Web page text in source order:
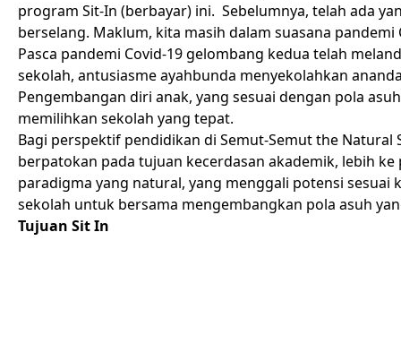
program Sit-In (berbayar) ini. Sebelumnya, telah ada
berselang. Maklum, kita masih dalam suasana pandemi
Pasca pandemi Covid-19 gelombang kedua telah
sekolah, antusiasme ayahbunda menyekolahkan
Pengembangan diri anak, yang sesuai dengan pola
memilihkan sekolah yang tepat.
Bagi perspektif pendidikan di Semut-Semut the
berpatokan pada tujuan kecerdasan akademik, lebih
paradigma yang natural, yang menggali potensi
sekolah untuk bersama mengembangkan pola asuh
Tujuan Sit In